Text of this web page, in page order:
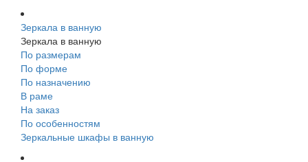
Зеркала в ванную
Зеркала в ванную
По размерам
По форме
По назначению
В раме
На заказ
По особенностям
Зеркальные шкафы в ванную